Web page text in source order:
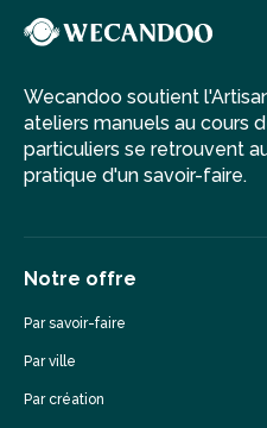
Wecandoo soutient
ateliers manuels au cours
particuliers se retrouvent
pratique d'un savoir-faire.
Notre offre
Par savoir-faire
Par ville
Par création